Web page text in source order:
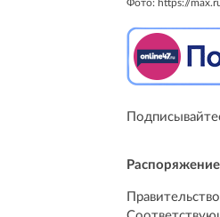
Фото: https://